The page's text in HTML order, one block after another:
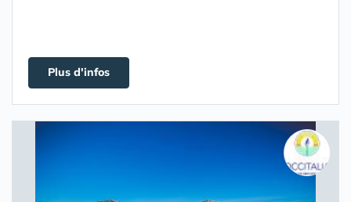
Plus d'infos